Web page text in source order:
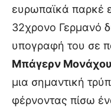
ευρωπαϊκά παρκέ
32χρονο Γερμανό
υπογραφή του σε
Μπάγερν Μονάχου
μια σημαντική
φέρνοντας πίσω